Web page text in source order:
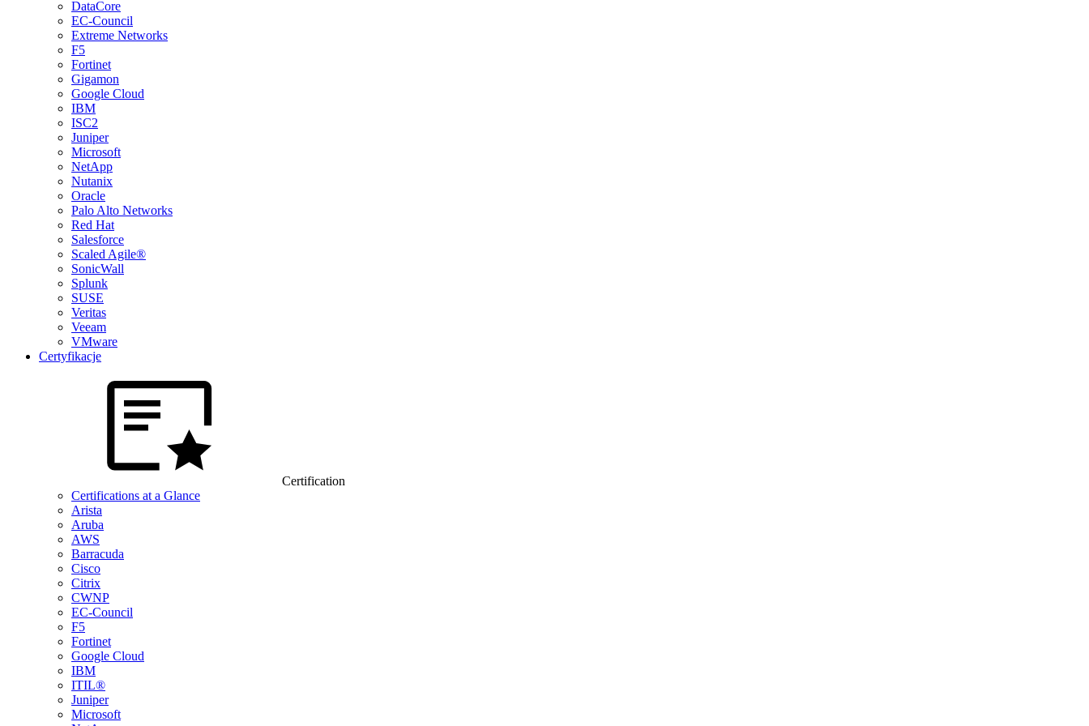
DataCore
EC-Council
Extreme Networks
F5
Fortinet
Gigamon
Google Cloud
IBM
ISC2
Juniper
Microsoft
NetApp
Nutanix
Oracle
Palo Alto Networks
Red Hat
Salesforce
Scaled Agile®
SonicWall
Splunk
SUSE
Veritas
Veeam
VMware
Certyfikacje
Certification
Certifications at a Glance
Arista
Aruba
AWS
Barracuda
Cisco
Citrix
CWNP
EC-Council
F5
Fortinet
Google Cloud
IBM
ITIL®
Juniper
Microsoft